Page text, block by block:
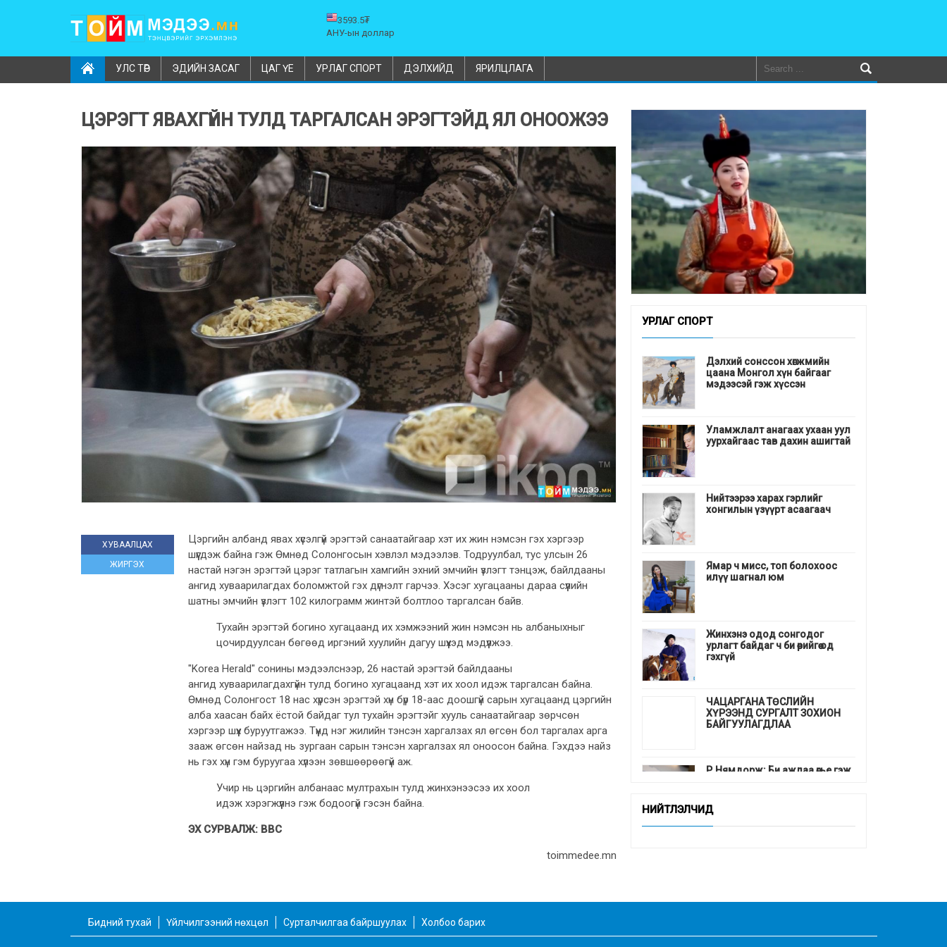
3593.5₮
АНУ-ын доллар
УЛС ТӨР ЭДИЙН ЗАСАГ ЦАГ ҮЕ УРЛАГ СПОРТ ДЭЛХИЙД ЯРИЛЦЛАГА
УРЛАГ СПОРТ
Дэлхий сонссон хөгжмийн
цаана Монгол хүн байгааг
мэдээсэй гэж хүссэн
Уламжлалт анагаах ухаан уул
уурхайгаас тав дахин ашигтай
Нийтээрээ харах гэрлийг
хонгилын үзүүрт асаагаач
Ямар ч мисс, топ болохоос
илүү шагнал юм
Жинхэнэ одод сонгодог
урлагт байдаг ч би өөрийгөө од
гэхгүй
ЧАЦАРГАНА ТӨСЛИЙН
ХҮРЭЭНД СУРГАЛТ ЗОХИОН
БАЙГУУЛАГДЛАА
Р.Нямдорж: Би ажлаа өгье гэж
төсөөлөн магтдаг
НИЙТЛЭЛЧИД
ЦЭРЭГТ ЯВАХГҮЙН ТУЛД ТАРГАЛСАН ЭРЭГТЭЙД ЯЛ ОНООЖЭЭ
ХУВААЛЦАХ
ЖИРГЭХ
Цэргийн албанд явах хүсэлгүй эрэгтэй санаатайгаар хэт их жин нэмсэн гэх хэргээр
шүүгдэж байна гэж Өмнөд Солонгосын хэвлэл мэдээлэв. Тодруулбал, тус улсын 26
настай нэгэн эрэгтэй цэрэг татлагын хамгийн эхний эмчийн үзлэгт тэнцэж, байлдааны
ангид хуваарилагдах боломжтой гэх дүгнэлт гарчээ. Хэсэг хугацааны дараа сүүлийн
шатны эмчийн үзлэгт 102 килограмм жинтэй болтлоо таргалсан байв.
Тухайн эрэгтэй богино хугацаанд их хэмжээний жин нэмсэн нь албаныхныг
цочирдуулсан бөгөөд иргэний хуулийн дагуу шүүхэд мэдүүлжээ.
"Korea Herald" сонины мэдээлснээр, 26 настай эрэгтэй байлдааны
ангид хуваарилагдахгүйн тулд богино хугацаанд хэт их хоол идэж таргалсан байна.
Өмнөд Солонгост 18 нас хүрсэн эрэгтэй хүн бүр 18-аас доошгүй сарын хугацаанд цэргийн
алба хаасан байх ёстой байдаг тул тухайн эрэгтэйг хууль санаатайгаар зөрчсөн
хэргээр шүүх буруутгажээ. Түүнд нэг жилийн тэнсэн харгалзах ял өгсөн бол таргалах арга
зааж өгсөн найзад нь зургаан сарын тэнсэн харгалзах ял оноосон байна. Гэхдээ найз
нь гэх хүн гэм буруугаа хүлээн зөвшөөрөөгүй аж.
Учир нь цэргийн албанаас мултрахын тулд жинхэнээсээ их хоол
идэжхэрэгжүүлнэ гэж бодоогүй гэсэн байна.
ЭХ СУРВАЛЖ: BBC
toimmedee.mn
Бидний тухай Үйлчилгээний нөхцөл Сурталчилгаа байршуулах Холбоо барих